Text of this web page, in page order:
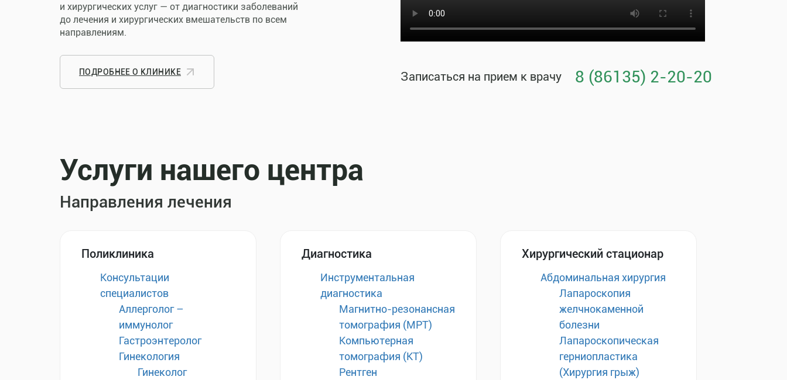
и хирургических услуг — от диагностики заболеваний
до лечения и хирургических вмешательств по всем
направлениям.
ПОДРОБНЕЕ О КЛИНИКЕ Записаться на прием к врачу 8 (86135) 2-20-20
Услуги нашего центра
Направления лечения
Поликлиника
Консультации
специалистов
Аллерголог –
иммунолог
Гастроэнтеролог
Гинекология
Гинеколог
Диагностика
Инструментальная
диагностика
Магнитно-резонансная
томография (МРТ)
Компьютерная
томография (КТ)
Рентген
Хирургический стационар
Абдоминальная хирургия
Лапароскопия
желчнокаменной
болезни
Лапароскопическая
герниопластика
(Хирургия грыж)